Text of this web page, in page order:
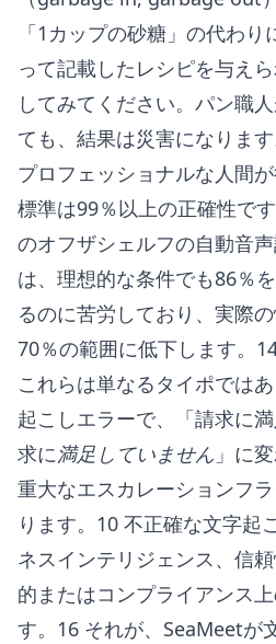
「1カップの砂糖」の代わ
って記載したレシピを与え
してみてください。パン職
ても、結果は災害になりま
プロフェッショナルな人間
標準は99％以上の正確性で
のオフザシェルフの自動音
は、理想的な条件でも86％
るのに苦労しており、実際
70％の範囲に低下します。
これらは単なるタイポでは
起こしエラーで、「請求に
求に満足していません 」に
重大なエスカレーションフ
ります。10 不正確な文字起
ネスインテリジェンス、信
的またはコンプライアンス
す。16 それが、SeaMeetが